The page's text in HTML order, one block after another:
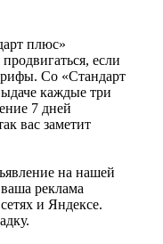
плюс»
если
Со «Стандарт
каждые три
7 дней
вас заметит
на нашей
реклама
и Яндексе.